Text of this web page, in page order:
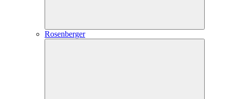
Rosenberger